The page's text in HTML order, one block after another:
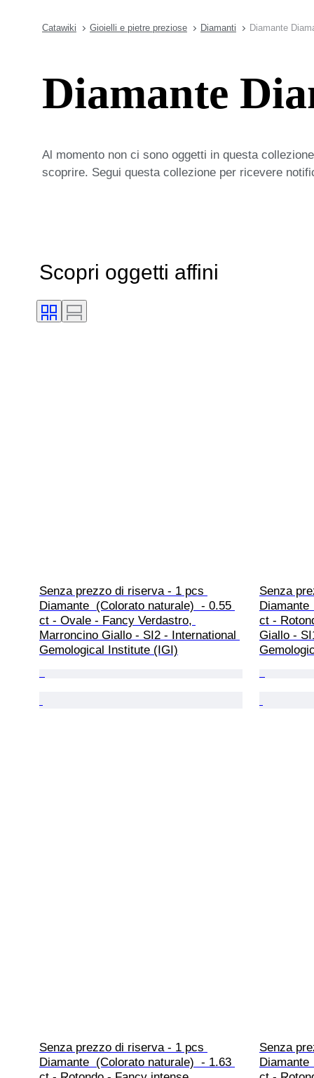
Catawiki Gioielli e pietre preziose Diamanti Diamante
Diamante
Al momento non ci sono oggetti in questa
scoprire. Segui questa collezione per ricevere
Scopri oggetti affini
Senza prezzo di riserva - 1 pcs
Diamante  (Colorato naturale)  - 0.55
ct - Ovale - Fancy Verdastro,
Marroncino Giallo - SI2 - International
Gemological Institute (IGI)
Senza
ct -
Giallo -
Senza prezzo di riserva - 1 pcs
Diamante  (Colorato naturale)  - 1.63
Senza